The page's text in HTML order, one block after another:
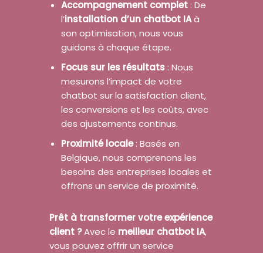
Accompagnement complet: De
l’installation d’un chatbot IAà
son optimisation, nous vous
guidons à chaque étape.
Focus sur les résultats: Nous
mesurons l’impact de votre
chatbot sur la satisfaction client,
les conversions et les coûts, avec
des ajustements continus.
Proximité locale: Basés en
Belgique, nous comprenons les
besoins des entreprises locales et
offrons un service de proximité.
Prêt à transformer votre expérience
client ?Avec le meilleur chatbot IA,
vous pouvez offrir un service